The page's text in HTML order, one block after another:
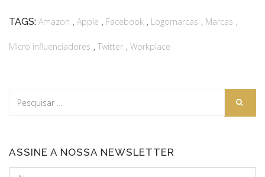
TAGS: Amazon , Apple , Facebook , Logomarcas , Marcas ,
Micro influenciadores , Twitter , Workplace
ASSINE A NOSSA NEWSLETTER